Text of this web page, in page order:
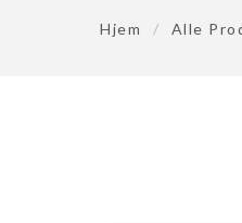
Hjem / Alle